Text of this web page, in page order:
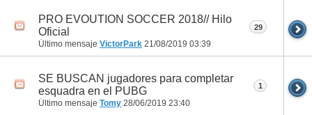
PRO EVOUTION SOCCER 2018// Hilo
Oficial
Último mensaje VictorPark 21/08/2019 03:39
29
SE BUSCAN jugadores para completar
esquadra en el PUBG
Último mensaje Tomy 28/06/2019 23:40
1